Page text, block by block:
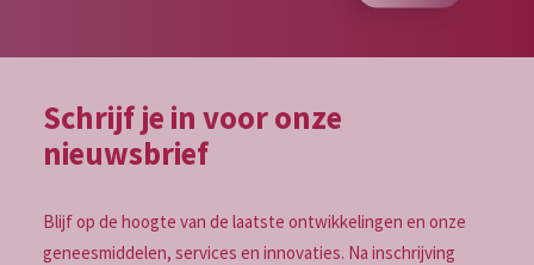
Schrijf je in voor onze
nieuwsbrief
Blijf op de hoogte van de laatste ontwikkelingen en onze
geneesmiddelen, services en innovaties. Na inschrijving